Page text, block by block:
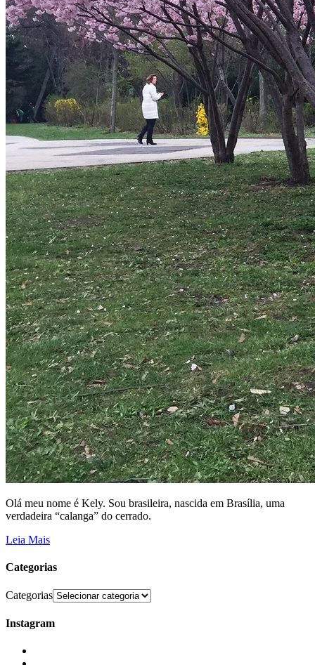
Olá meu nome é Kely. Sou brasileira, nascida em Brasília, uma
verdadeira “calanga” do cerrado.
Leia Mais
Categorias
Categorias
Instagram